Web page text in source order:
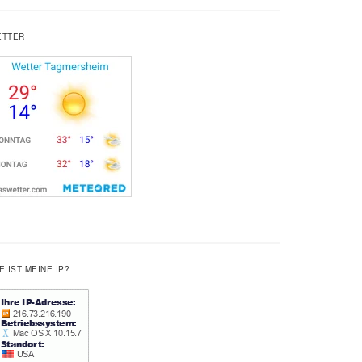
IST MEINE IP?